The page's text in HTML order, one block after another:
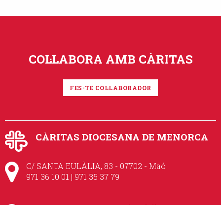
COL·LABORA AMB CÀRITAS
FES-TE COL·LABORADOR
CÀRITAS DIOCESANA DE MENORCA
C/ SANTA EULÀLIA, 83 - 07702 - Maó
971 36 10 01 | 971 35 37 79